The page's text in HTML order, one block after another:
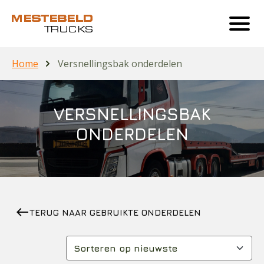
Home Versnellingsbak onderdelen
VERSNELLINGSBAK
ONDERDELEN
westTERUG NAAR GEBRUIKTE ONDERDELEN